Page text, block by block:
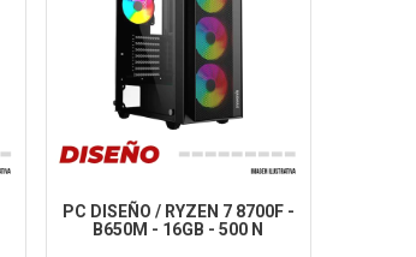
PC DISEÑO / RYZEN 7 8700F -
B650M - 16GB - 500 N